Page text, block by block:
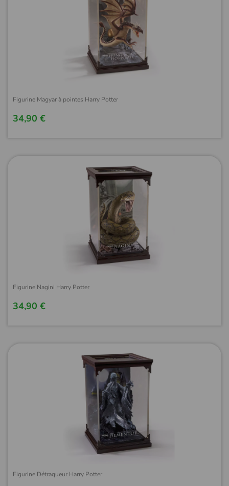
Figurine Magyar à pointes Harry Potter
34,90 €
Figurine Nagini Harry Potter
34,90 €
Figurine Détraqueur Harry Potter